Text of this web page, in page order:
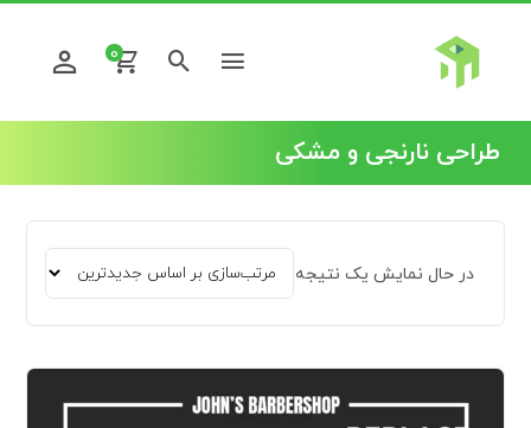
0
طراحی نارنجی و مشکی
در حال نمایش یک نتیجه